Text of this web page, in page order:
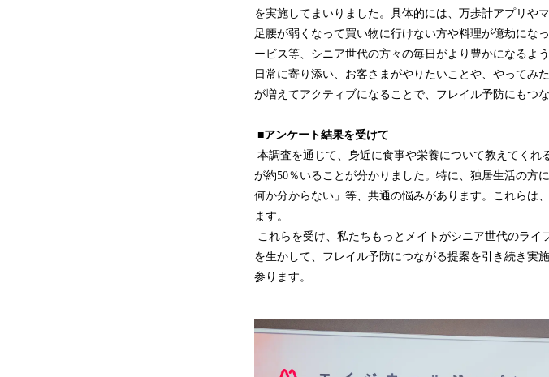
を実施してまいりました。具体的には、万歩計アプリや
足腰が弱くなって買い物に行けない方や料理が億劫にな
ービス等、シニア世代の方々の毎日がより豊かになるよ
日常に寄り添い、お客さまがやりたいことや、やってみ
が増えてアクティブになることで、フレイル予防にもつな
■アンケート結果を受けて
本調査を通じて、身近に食事や栄養について教えてく
が約50％いることが分かりました。特に、独居生活の方
何か分からない」等、共通の悩みがあります。これらは
ます。
これらを受け、私たちもっとメイトがシニア世代のラ
を生かして、フレイル予防につながる提案を引き続き実
参ります。